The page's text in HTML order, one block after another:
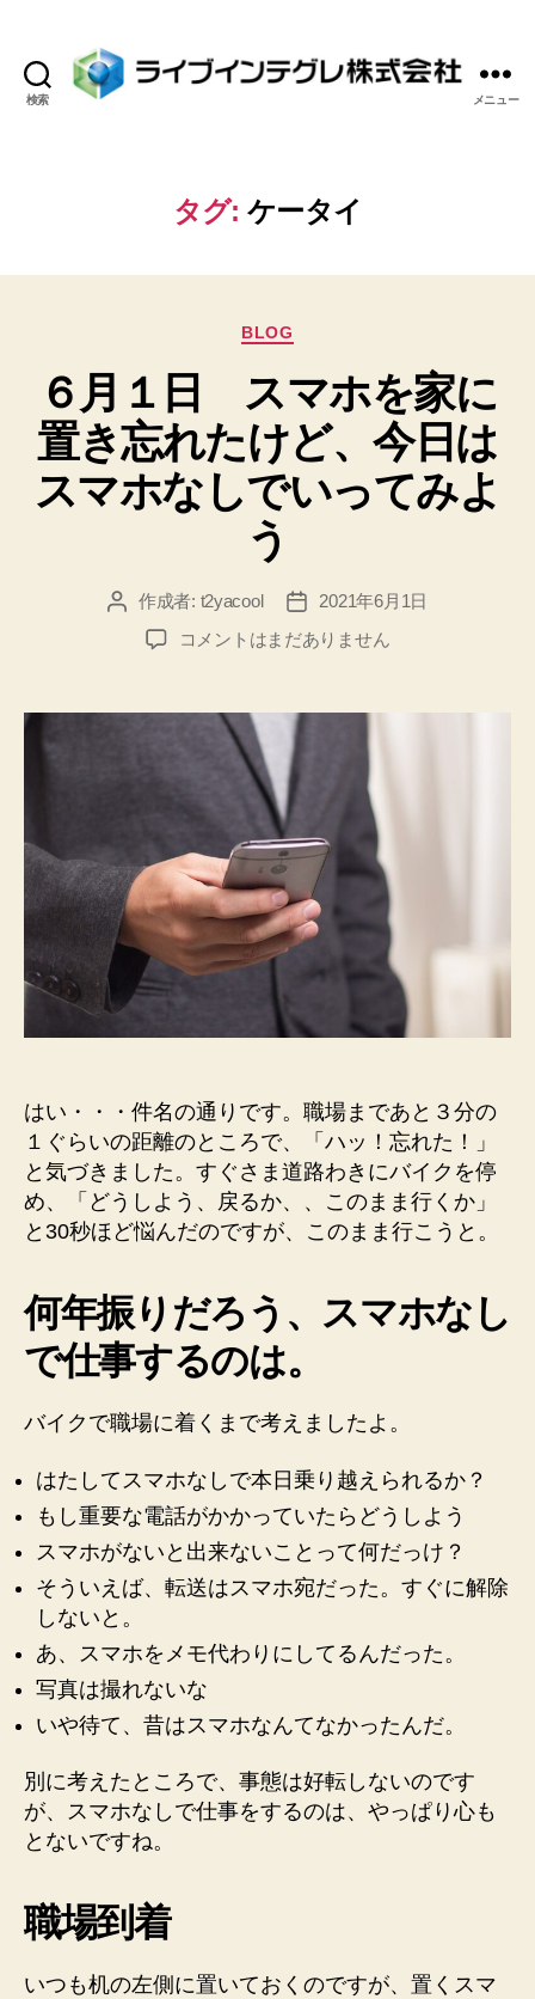
検索
イ
グ
株
会
社
メニュー
タグ: ケータイ
カ
ゴ
リ
ー
BLOG
６月１日 スマホを家に
置き忘れたけど、今日は
スマホなしでいってみよ
う
投 作成者: t2yacool
投
稿
日
2021年6月1日
６
日
家
に
置
き
忘
れ
け
日
は
マ
ホ
な
で
い
っ
て
よ
へ
の
コメントはまだありません
はい・・・件名の通りです。職場まであと３分の
１ぐらいの距離のところで、「ハッ！忘れた！」
と気づきました。すぐさま道路わきにバイクを停
め、「どうしよう、戻るか、、このまま行くか」
と30秒ほど悩んだのですが、このまま行こうと。
何年振りだろう、スマホなし
で仕事するのは。
バイクで職場に着くまで考えましたよ。
はたしてスマホなしで本日乗り越えられるか？
もし重要な電話がかかっていたらどうしよう
スマホがないと出来ないことって何だっけ？
そういえば、転送はスマホ宛だった。すぐに解除
しないと。
あ、スマホをメモ代わりにしてるんだった。
写真は撮れないな
いや待て、昔はスマホなんてなかったんだ。
別に考えたところで、事態は好転しないのです
が、スマホなしで仕事をするのは、やっぱり心も
とないですね。
職場到着
いつも机の左側に置いておくのですが、置くスマ